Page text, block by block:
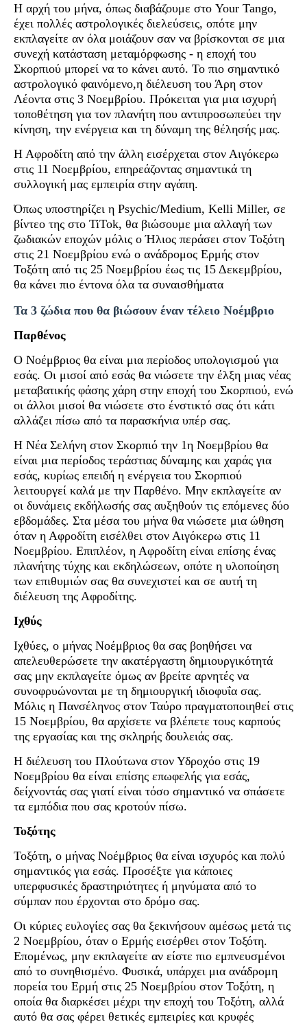
Η αρχή του μήνα, όπως διαβάζουμε στο Your Tango,
έχει πολλές αστρολογικές διελεύσεις, οπότε μην
εκπλαγείτε αν όλα μοιάζουν σαν να βρίσκονται σε μια
συνεχή κατάσταση μεταμόρφωσης - η εποχή του
Σκορπιού μπορεί να το κάνει αυτό. Το πιο σημαντικό
αστρολογικό φαινόμενο,η διέλευση του Άρη στον
Λέοντα στις 3 Νοεμβρίου. Πρόκειται για μια ισχυρή
τοποθέτηση για τον πλανήτη που αντιπροσωπεύει την
κίνηση, την ενέργεια και τη δύναμη της θέλησής μας.
Η Αφροδίτη από την άλλη εισέρχεται στον Αιγόκερω
στις 11 Νοεμβρίου, επηρεάζοντας σημαντικά τη
συλλογική μας εμπειρία στην αγάπη.
Όπως υποστηρίζει η Psychic/Medium, Kelli Miller, σε
βίντεο της στο TiTok, θα βιώσουμε μια αλλαγή των
ζωδιακών εποχών μόλις ο Ήλιος περάσει στον Τοξότη
στις 21 Νοεμβρίου ενώ ο ανάδρομος Ερμής στον
Τοξότη από τις 25 Νοεμβρίου έως τις 15 Δεκεμβρίου,
θα κάνει πιο έντονα όλα τα συναισθήματα
Τα 3 ζώδια που θα βιώσουν έναν τέλειο Νοέμβριο
Παρθένος
Ο Νοέμβριος θα είναι μια περίοδος υπολογισμού για
εσάς. Οι μισοί από εσάς θα νιώσετε την έλξη μιας νέας
μεταβατικής φάσης χάρη στην εποχή του Σκορπιού, ενώ
οι άλλοι μισοί θα νιώσετε στο ένστικτό σας ότι κάτι
αλλάζει πίσω από τα παρασκήνια υπέρ σας.
Η Νέα Σελήνη στον Σκορπιό την 1η Νοεμβρίου θα
είναι μια περίοδος τεράστιας δύναμης και χαράς για
εσάς, κυρίως επειδή η ενέργεια του Σκορπιού
λειτουργεί καλά με την Παρθένο. Μην εκπλαγείτε αν
οι δυνάμεις εκδήλωσής σας αυξηθούν τις επόμενες δύο
εβδομάδες. Στα μέσα του μήνα θα νιώσετε μια ώθηση
όταν η Αφροδίτη εισέλθει στον Αιγόκερω στις 11
Νοεμβρίου. Επιπλέον, η Αφροδίτη είναι επίσης ένας
πλανήτης τύχης και εκδηλώσεων, οπότε η υλοποίηση
των επιθυμιών σας θα συνεχιστεί και σε αυτή τη
διέλευση της Αφροδίτης.
Ιχθύς
Ιχθύες, ο μήνας Νοέμβριος θα σας βοηθήσει να
απελευθερώσετε την ακατέργαστη δημιουργικότητά
σας μην εκπλαγείτε όμως αν βρείτε αρνητές να
συνοφρυώνονται με τη δημιουργική ιδιοφυΐα σας.
Μόλις η Πανσέληνος στον Ταύρο πραγματοποιηθεί στις
15 Νοεμβρίου, θα αρχίσετε να βλέπετε τους καρπούς
της εργασίας και της σκληρής δουλειάς σας.
Η διέλευση του Πλούτωνα στον Υδροχόο στις 19
Νοεμβρίου θα είναι επίσης επωφελής για εσάς,
δείχνοντάς σας γιατί είναι τόσο σημαντικό να σπάσετε
τα εμπόδια που σας κροτούν πίσω.
Τοξότης
Τοξότη, ο μήνας Νοέμβριος θα είναι ισχυρός και πολύ
σημαντικός για εσάς. Προσέξτε για κάποιες
υπερφυσικές δραστηριότητες ή μηνύματα από το
σύμπαν που έρχονται στο δρόμο σας.
Οι κύριες ευλογίες σας θα ξεκινήσουν αμέσως μετά τις
2 Νοεμβρίου, όταν ο Ερμής εισέρθει στον Τοξότη.
Επομένως, μην εκπλαγείτε αν είστε πιο εμπνευσμένοι
από το συνηθισμένο. Φυσικά, υπάρχει μια ανάδρομη
πορεία του Ερμή στις 25 Νοεμβρίου στον Τοξότη, η
οποία θα διαρκέσει μέχρι την εποχή του Τοξότη, αλλά
αυτό θα σας φέρει θετικές εμπειρίες και κρυφές